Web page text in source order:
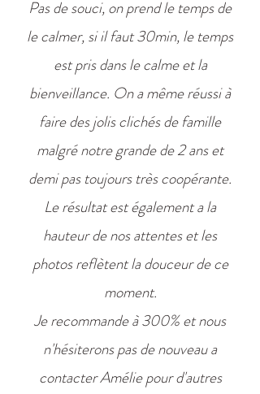
Pas de souci, on prend le temps de
le calmer, si il faut 30min, le temps
est pris dans le calme et la
bienveillance. On a même réussi à
faire des jolis clichés de famille
malgré notre grande de 2 ans et
demi pas toujours très coopérante.
Le résultat est également a la
hauteur de nos attentes et les
photos reflètent la douceur de ce
moment.
Je recommande à 300% et nous
n'hésiterons pas de nouveau a
contacter Amélie pour d'autres